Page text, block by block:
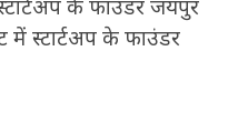
के फाउंडर जयपुर
में स्टार्टअप के फाउंडर